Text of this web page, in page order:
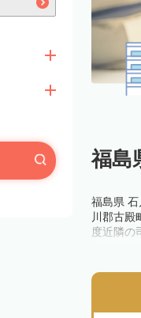
福島
福島県
川郡古殿
度近隣の